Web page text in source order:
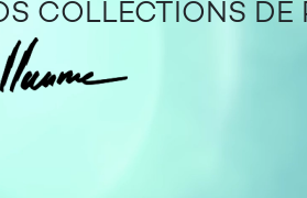
COLLECTIONS DE